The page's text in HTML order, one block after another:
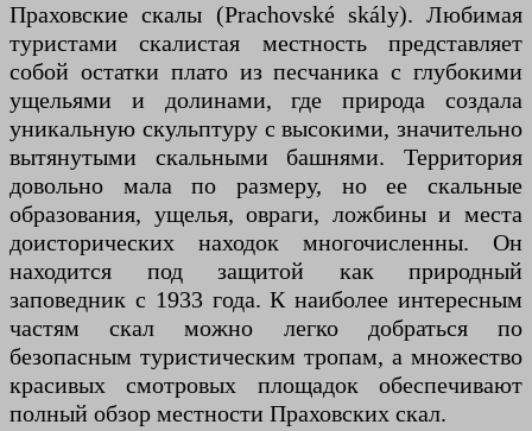
Праховские скалы (Prachovské skály). Любимая
туристами скалистая местность представляет
собой остатки плато из песчаника с глубокими
ущельями и долинами, где природа создала
уникальную скульптуру с высокими, значительно
вытянутыми скальными башнями. Территория
довольно мала по размеру, но ее скальные
образования, ущелья, овраги, ложбины и места
доисторических находок многочисленны. Он
находится под защитой как природный
заповедник с 1933 года. К наиболее интересным
частям скал можно легко добраться по
безопасным туристическим тропам, а множество
красивых смотровых площадок обеспечивают
полный обзор местности Праховских скал.